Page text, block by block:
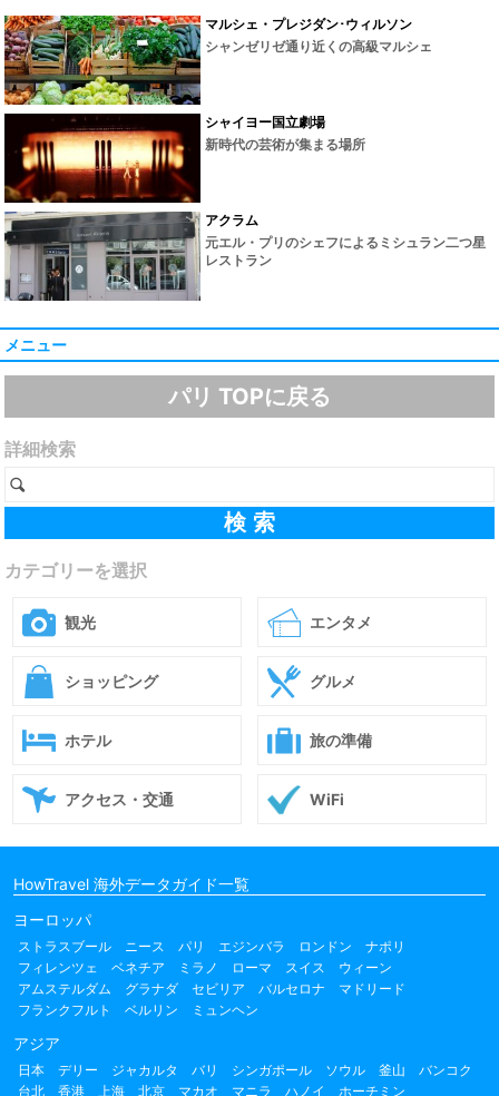
マルシェ・プレジダン･ウィルソン
シャンゼリゼ通り近くの高級マルシェ
シャイヨー国立劇場
新時代の芸術が集まる場所
アクラム
元エル・プリのシェフによるミシュラン二つ星
レストラン
メニュー
パリ TOPに戻る
詳細検索
カテゴリーを選択
観光 エンタメ
ショッピング グルメ
ホテル 旅の準備
アクセス・交通 WiFi
HowTravel 海外データガイド一覧
ヨーロッパ
ストラスブール ニース パリ エジンバラ ロンドン
ナポリ
フィレンツェ
ベネチア ミラノ ローマ スイス
ウィーン
アムステルダム
グラナダ セビリア バルセロナ
マドリード
フランクフルト
ベルリン ミュンヘン
アジア
日本 デリー ジャカルタ バリ シンガポール ソウル 釜山
バンコク
台北
香港 上海 北京 マカオ マニラ ハノイ ホーチミン